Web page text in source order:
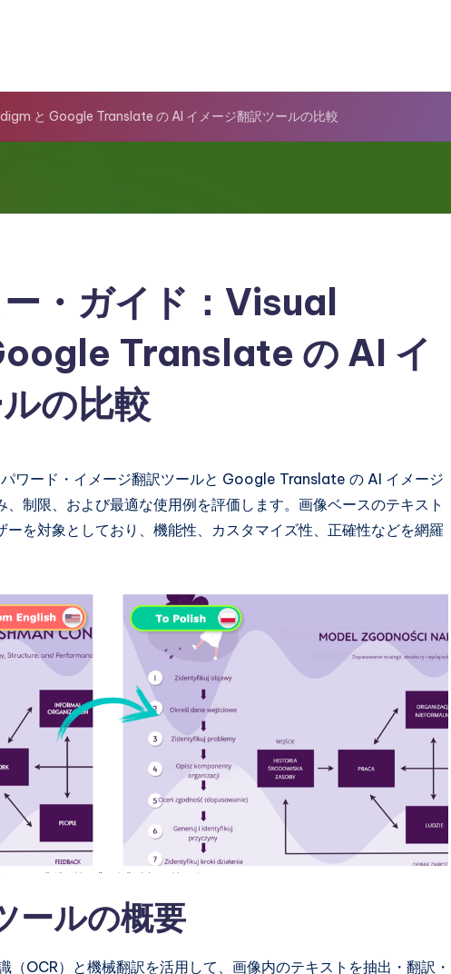
と Google Translate の AI イメージ翻訳ツールの比較
・ガイド：Visual
Translate の AI イ
の比較
ワード・イメージ翻訳ツールと Google Translate の AI イメージ
制限、および最適な使用例を評価します。画像ベースのテキスト
を対象としており、機能性、カスタマイズ性、正確性などを網羅
ールの概要
（OCR）と機械翻訳を活用して、画像内のテキストを抽出・翻訳・